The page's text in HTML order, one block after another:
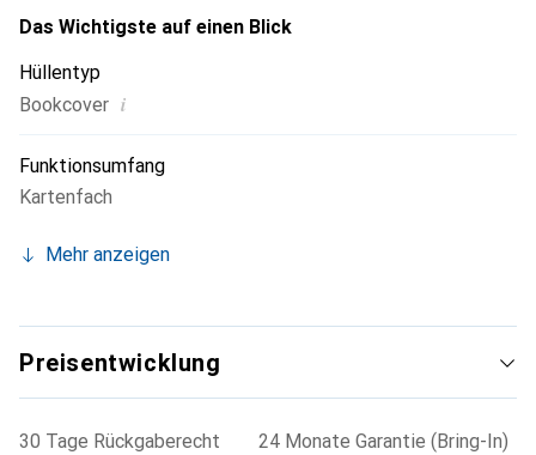
Das Wichtigste auf einen Blick
Hüllentyp
Bookcover i
Funktionsumfang
Kartenfach
Mehr anzeigen
Preisentwicklung
30 Tage Rückgaberecht
24 Monate Garantie (Bring-In)